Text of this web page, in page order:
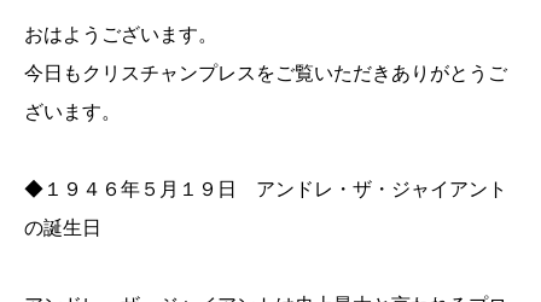
おはようございます。
今日もクリスチャンプレスをご覧いただきありがとうご
ざいます。
◆１９４６年５月１９日 アンドレ・ザ・ジャイアント
の誕生日